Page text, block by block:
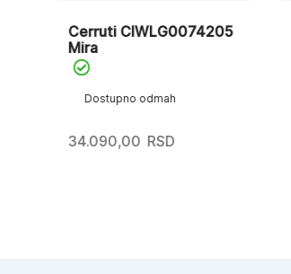
Dostupno odmah
Cerruti CIWLG0074205
Mira
34.090,00 RSD